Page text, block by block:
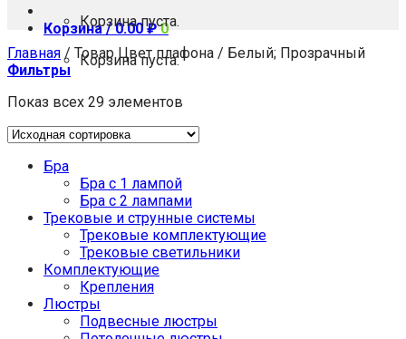
Корзина /0.00₽ 0
Корзина пуста.
Корзина пуста.
Главная / Товар Цвет плафона / Белый; Прозрачный
Фильтры
Показ всех 29 элементов
Бра
Бра с 1 лампой
Бра с 2 лампами
Трековые и струнные системы
Трековые комплектующие
Трековые светильники
Комплектующие
Крепления
Люстры
Подвесные люстры